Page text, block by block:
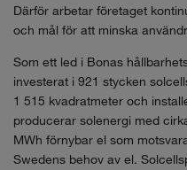
Därför arbetar företaget
och mål för att minska
Som ett led i Bonas
investerat i 921 stycken
1 515 kvadratmeter och
producerar solenergi med
MWh förnybar el som
Swedens behov av el.